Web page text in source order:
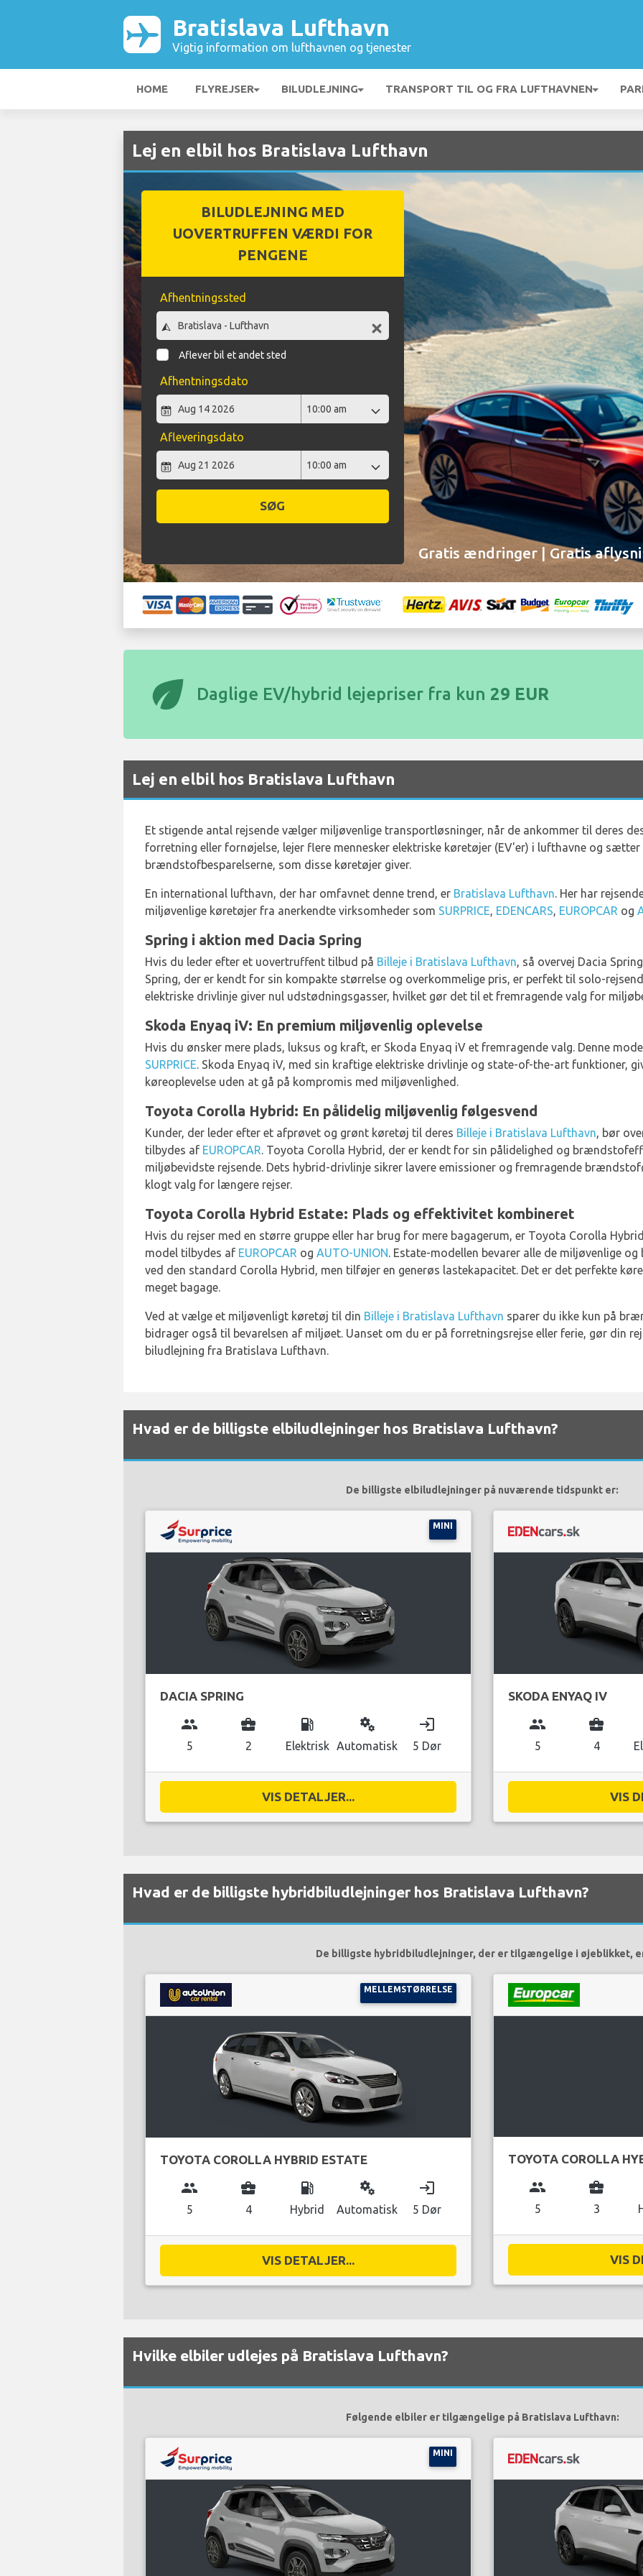
Bratislava Lufthavn
Vigtig information om lufthavnen og tjenester
HOME FLYREJSER BILUDLEJNING TRANSPORT TIL OG FRA LUFTHAVNEN
Lej en elbil hos Bratislava Lufthavn
BILUDLEJNING MED
UOVERTRUFFEN VÆRDI FOR
PENGENE
Afhentningssted
Aflever bil et andet sted
Afhentningsdato
Afleveringsdato
SØG
Gratis ændringer | Gratis
eco Daglige EV/hybrid lejepriser fra kun 29 EUR
Lej en elbil hos Bratislava Lufthavn
Et stigende antal rejsende vælger miljøvenlige transportløsninger, når de ankommer til deres
forretning eller fornøjelse, lejer flere mennesker elektriske køretøjer (EV'er) i lufthavne og
brændstofbesparelserne, som disse køretøjer giver.
En international lufthavn, der har omfavnet denne trend, er Bratislava Lufthavn. Her har
miljøvenlige køretøjer fra anerkendte virksomheder som SURPRICE, EDENCARS, EUROPCAR og
Spring i aktion med Dacia Spring
Hvis du leder efter et uovertruffent tilbud på Billeje i Bratislava Lufthavn, så overvej Dacia
Spring, der er kendt for sin kompakte størrelse og overkommelige pris, er perfekt til solo-
elektriske drivlinje giver nul udstødningsgasser, hvilket gør det til et fremragende valg for
Skoda Enyaq iV: En premium miljøvenlig oplevelse
Hvis du ønsker mere plads, luksus og kraft, er Skoda Enyaq iV et fremragende valg. Denne
SURPRICE. Skoda Enyaq iV, med sin kraftige elektriske drivlinje og state-of-the-art funktioner,
køreoplevelse uden at gå på kompromis med miljøvenlighed.
Toyota Corolla Hybrid: En pålidelig miljøvenlig følgesvend
Kunder, der leder efter et afprøvet og grønt køretøj til deres Billeje i Bratislava Lufthavn, bør
tilbydes af EUROPCAR. Toyota Corolla Hybrid, der er kendt for sin pålidelighed og
miljøbevidste rejsende. Dets hybrid-drivlinje sikrer lavere emissioner og fremragende
klogt valg for længere rejser.
Toyota Corolla Hybrid Estate: Plads og effektivitet kombineret
Hvis du rejser med en større gruppe eller har brug for mere bagagerum, er Toyota Corolla
model tilbydes af EUROPCAR og AUTO-UNION. Estate-modellen bevarer alle de miljøvenlige
ved den standard Corolla Hybrid, men tilføjer en generøs lastekapacitet. Det er det perfekte
meget bagage.
Ved at vælge et miljøvenligt køretøj til din Billeje i Bratislava Lufthavn sparer du ikke kun på
bidrager også til bevarelsen af miljøet. Uanset om du er på forretningsrejse eller ferie, gør din
biludlejning fra Bratislava Lufthavn.
Hvad er de billigste elbiludlejninger hos Bratislava Lufthavn?
De billigste elbiludlejninger på nuværende tidspunkt er:
MINI
DACIA SPRING
group
5
business_center
2
local_gas_station
Elektrisk
miscellaneous_services
Automatisk
login
5 Dør
VIS DETALJER...
SKODA ENYAQ IV
group
5
business_center
4
VIS
Hvad er de billigste hybridbiludlejninger hos Bratislava Lufthavn?
De billigste hybridbiludlejninger, der er tilgængelige i øjeblikket,
MELLEMSTØRRELSE
TOYOTA COROLLA HYBRID ESTATE
group
5
business_center
4
local_gas_station
Hybrid
miscellaneous_services
Automatisk
login
5 Dør
VIS DETALJER...
TOYOTA COROLLA
group
5
business_center
3
VIS
Hvilke elbiler udlejes på Bratislava Lufthavn?
Følgende elbiler er tilgængelige på Bratislava Lufthavn:
MINI